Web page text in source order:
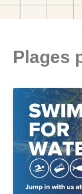
Plages